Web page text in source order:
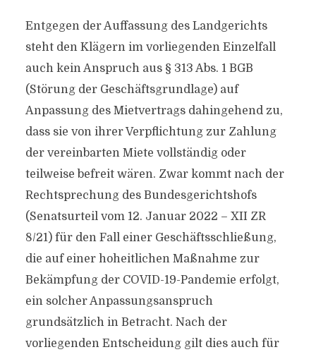
Entgegen der Auffassung des Landgerichts
steht den Klägern im vorliegenden Einzelfall
auch kein Anspruch aus § 313 Abs. 1 BGB
(Störung der Geschäftsgrundlage) auf
Anpassung des Mietvertrags dahingehend zu,
dass sie von ihrer Verpflichtung zur Zahlung
der vereinbarten Miete vollständig oder
teilweise befreit wären. Zwar kommt nach der
Rechtsprechung des Bundesgerichtshofs
(Senatsurteil vom 12. Januar 2022 – XII ZR
8/21) für den Fall einer Geschäftsschließung,
die auf einer hoheitlichen Maßnahme zur
Bekämpfung der COVID-19-Pandemie erfolgt,
ein solcher Anpassungsanspruch
grundsätzlich in Betracht. Nach der
vorliegenden Entscheidung gilt dies auch für